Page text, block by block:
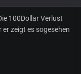
100Dollar Verlust
zeigt es sogesehen